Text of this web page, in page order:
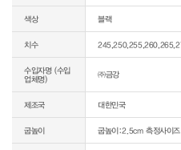
색상 블랙
치수
수입자명 (수입
업체명)
㈜금강
제조국 대한민국
굽높이 굽높이:2.5cm 측정사이